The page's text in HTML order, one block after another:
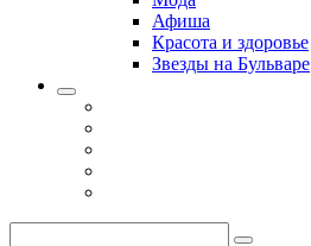
Афиша
Красота и здоровье
Звезды на Бульваре